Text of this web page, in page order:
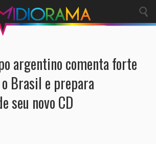
argentino comenta forte
Brasil e prepara
seu novo CD